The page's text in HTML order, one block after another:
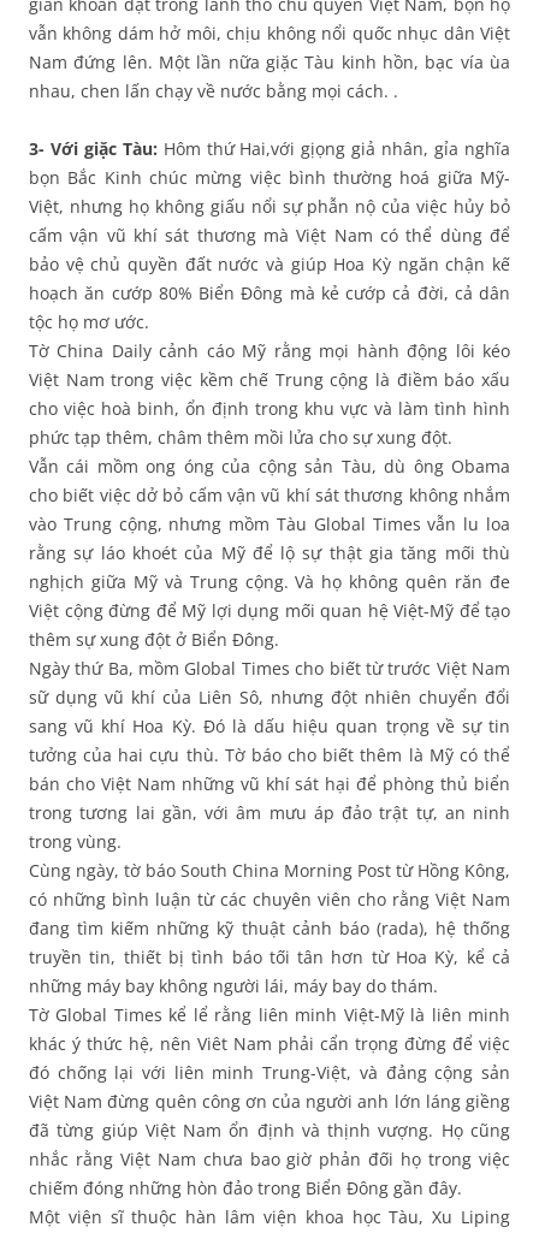
giàn khoan đặt trong lãnh thổ chủ quyền Việt Nam, bọn họ
vẫn không dám hở môi, chịu không nổi quốc nhục dân Việt
Nam đứng lên. Một lần nữa giặc Tàu kinh hồn, bạc vía ùa
nhau, chen lấn chạy về nước bằng mọi cách. .
3- Với giặc Tàu: Hôm thứ Hai,với gịọng giả nhân, gỉa nghĩa
bọn Bắc Kinh chúc mừng việc bình thường hoá giữa Mỹ-
Việt, nhưng họ không giấu nổi sự phẫn nộ của việc hủy bỏ
cấm vận vũ khí sát thương mà Việt Nam có thể dùng để
bảo vệ chủ quyền đất nước và giúp Hoa Kỳ ngăn chận kế
hoạch ăn cướp 80% Biển Đông mà kẻ cướp cả đời, cả dân
tộc họ mơ ước.
Tờ China Daily cảnh cáo Mỹ rằng mọi hành động lôi kéo
Việt Nam trong việc kềm chế Trung cộng là điềm báo xấu
cho việc hoà binh, ổn định trong khu vực và làm tình hình
phức tạp thêm, châm thêm mồi lửa cho sự xung đột.
Vẫn cái mồm ong óng của cộng sản Tàu, dù ông Obama
cho biết việc dở bỏ cấm vận vũ khí sát thương không nhắm
vào Trung cộng, nhưng mồm Tàu Global Times vẫn lu loa
rằng sự láo khoét của Mỹ để lộ sự thật gia tăng mối thù
nghịch giữa Mỹ và Trung cộng. Và họ không quên răn đe
Việt cộng đừng để Mỹ lợi dụng mối quan hệ Việt-Mỹ để tạo
thêm sự xung đột ở Biển Đông.
Ngày thứ Ba, mồm Global Times cho biết từ trước Việt Nam
sữ dụng vũ khí của Liên Sô, nhưng đột nhiên chuyển đổi
sang vũ khí Hoa Kỳ. Đó là dấu hiệu quan trọng về sự tin
tưởng của hai cựu thù. Tờ báo cho biết thêm là Mỹ có thể
bán cho Việt Nam những vũ khí sát hại để phòng thủ biển
trong tương lai gần, với âm mưu áp đảo trật tự, an ninh
trong vùng.
Cùng ngày, tờ báo South China Morning Post từ Hồng Kông,
có những bình luận từ các chuyên viên cho rằng Việt Nam
đang tìm kiếm những kỹ thuật cảnh báo (rada), hệ thống
truyền tin, thiết bị tình báo tối tân hơn từ Hoa Kỳ, kể cả
những máy bay không người lái, máy bay do thám.
Tờ Global Times kể lể rằng liên minh Việt-Mỹ là liên minh
khác ý thức hệ, nên Viêt Nam phải cẩn trọng đừng để việc
đó chống lại với liên minh Trung-Việt, và đảng cộng sản
Việt Nam đừng quên công ơn của người anh lớn láng giềng
đã từng giúp Việt Nam ổn định và thịnh vượng. Họ cũng
nhắc rằng Việt Nam chưa bao giờ phản đối họ trong việc
chiếm đóng những hòn đảo trong Biển Đông gần đây.
Một viện sĩ thuộc hàn lâm viện khoa học Tàu, Xu Liping